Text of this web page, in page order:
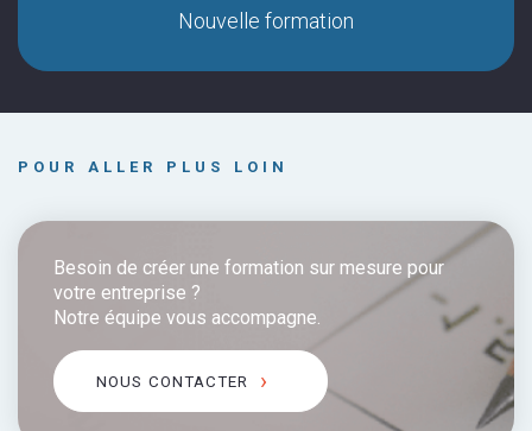
Nouvelle formation
POUR ALLER PLUS LOIN
Besoin de créer une formation sur mesure pour
votre entreprise ?
Notre équipe vous accompagne.
NOUS CONTACTER